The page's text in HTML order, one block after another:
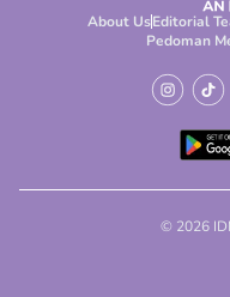
About UsEditorial
Pedoman
© 2026